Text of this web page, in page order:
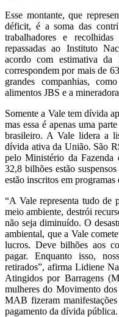
Esse montante, que
déficit, é a soma das
trabalhadores e
repassadas ao Instituto
acordo com estimativa da
correspondem por mais de
grandes companhias,
alimentos JBS e a
Somente a Vale tem dívida
mas essa é apenas uma
brasileiro. A Vale lidera a
dívida ativa da União. São
pelo Ministério da Fazenda
32,8 bilhões estão
estão inscritos em
“A Vale representa tudo de
meio ambiente, destrói
não seja diminuído. O
ambiental, que a Vale
lucros. Deve bilhões aos
pagar. Enquanto isso,
retirados”, afirma Lidiene
Atingidos por Barragens
mulheres do Movimento
MAB fizeram
pagamento da dívida pública.